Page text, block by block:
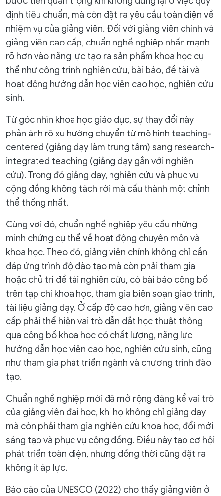
định tiêu chuẩn, mà còn đặt ra yêu cầu toàn diện về
nhiệm vụ của giảng viên. Đối với giảng viên chính và
giảng viên cao cấp, chuẩn nghề nghiệp nhấn mạnh
rõ hơn vào năng lực tạo ra sản phẩm khoa học cụ
thể như công trình nghiên cứu, bài báo, đề tài và
hoạt động hướng dẫn học viên cao học, nghiên cứu
sinh.
Từ góc nhìn khoa học giáo dục, sự thay đổi này
phản ánh rõ xu hướng chuyển từ mô hình teaching-
centered (giảng dạy làm trung tâm) sang research-
integrated teaching (giảng dạy gắn với nghiên
cứu). Trong đó giảng dạy, nghiên cứu và phục vụ
cộng đồng không tách rời mà cấu thành một chỉnh
thể thống nhất.
Cùng với đó, chuẩn nghề nghiệp yêu cầu những
minh chứng cụ thể về hoạt động chuyên môn và
khoa học. Theo đó, giảng viên chính không chỉ cần
đáp ứng trình độ đào tạo mà còn phải tham gia
hoặc chủ trì đề tài nghiên cứu, có bài báo công bố
trên tạp chí khoa học, tham gia biên soạn giáo trình,
tài liệu giảng dạy. Ở cấp độ cao hơn, giảng viên cao
cấp phải thể hiện vai trò dẫn dắt học thuật thông
qua công bố khoa học có chất lượng, năng lực
hướng dẫn học viên cao học, nghiên cứu sinh, cũng
như tham gia phát triển ngành và chương trình đào
tạo.
Chuẩn nghề nghiệp mới đã mở rộng đáng kể vai trò
của giảng viên đại học, khi họ không chỉ giảng dạy
mà còn phải tham gia nghiên cứu khoa học, đổi mới
sáng tạo và phục vụ cộng đồng. Điều này tạo cơ hội
phát triển toàn diện, nhưng đồng thời cũng đặt ra
không ít áp lực.
Báo cáo của UNESCO (2022) cho thấy giảng viên ở